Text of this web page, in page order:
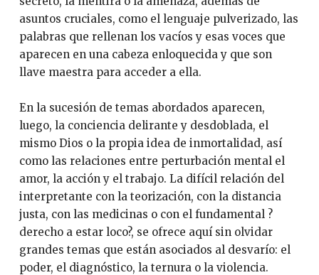
asuntos cruciales, como el lenguaje pulverizado, las
palabras que rellenan los vacíos y esas voces que
aparecen en una cabeza enloquecida y que son
llave maestra para acceder a ella.
En la sucesión de temas abordados aparecen,
luego, la conciencia delirante y desdoblada, el
mismo Dios o la propia idea de inmortalidad, así
como las relaciones entre perturbación mental el
amor, la acción y el trabajo. La difícil relación del
interpretante con la teorización, con la distancia
justa, con las medicinas o con el fundamental ?
derecho a estar loco?, se ofrece aquí sin olvidar
grandes temas que están asociados al desvarío: el
poder, el diagnóstico, la ternura o la violencia.